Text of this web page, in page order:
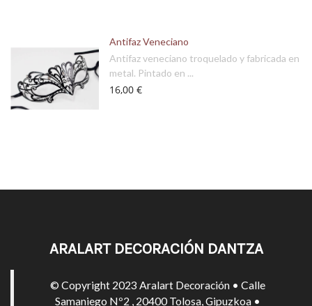
Antifaz Veneciano
Antifaz veneciano troquelado y fabricada en
metal. Pintado en ...
16,00 €
ARALART DECORACIÓN DANTZA
© Copyright 2023 Aralart Decoración • Calle
Samaniego Nº2 , 20400 Tolosa, Gipuzkoa •